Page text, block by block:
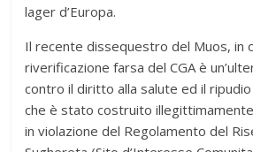
lager d’Europa.
Il recente dissequestro del Muos, in
riverificazione farsa del CGA è
contro il diritto alla salute ed il
che è stato costruito
in violazione del Regolamento del